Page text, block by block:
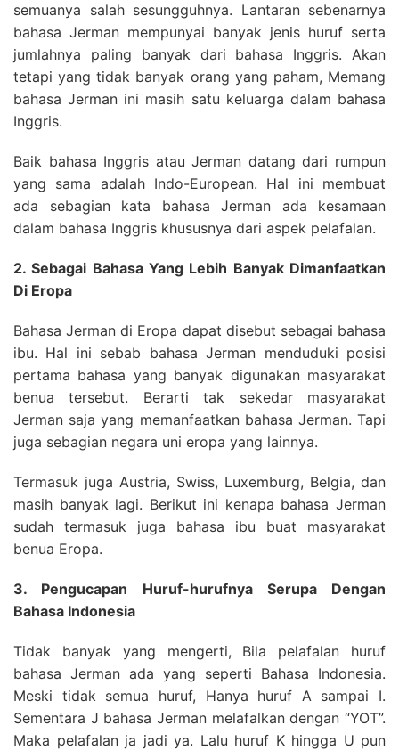
semuanya salah sesungguhnya. Lantaran sebenarnya
bahasa Jerman mempunyai banyak jenis huruf serta
jumlahnya paling banyak dari bahasa Inggris. Akan
tetapi yang tidak banyak orang yang paham, Memang
bahasa Jerman ini masih satu keluarga dalam bahasa
Inggris.
Baik bahasa Inggris atau Jerman datang dari rumpun
yang sama adalah Indo-European. Hal ini membuat
ada sebagian kata bahasa Jerman ada kesamaan
dalam bahasa Inggris khususnya dari aspek pelafalan.
2. Sebagai Bahasa Yang Lebih Banyak Dimanfaatkan
Di Eropa
Bahasa Jerman di Eropa dapat disebut sebagai bahasa
ibu. Hal ini sebab bahasa Jerman menduduki posisi
pertama bahasa yang banyak digunakan masyarakat
benua tersebut. Berarti tak sekedar masyarakat
Jerman saja yang memanfaatkan bahasa Jerman. Tapi
juga sebagian negara uni eropa yang lainnya.
Termasuk juga Austria, Swiss, Luxemburg, Belgia, dan
masih banyak lagi. Berikut ini kenapa bahasa Jerman
sudah termasuk juga bahasa ibu buat masyarakat
benua Eropa.
3. Pengucapan Huruf-hurufnya Serupa Dengan
Bahasa Indonesia
Tidak banyak yang mengerti, Bila pelafalan huruf
bahasa Jerman ada yang seperti Bahasa Indonesia.
Meski tidak semua huruf, Hanya huruf A sampai I.
Sementara J bahasa Jerman melafalkan dengan “YOT”.
Maka pelafalan ja jadi ya. Lalu huruf K hingga U pun